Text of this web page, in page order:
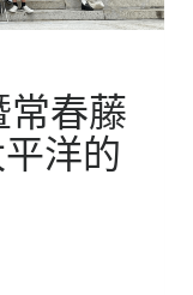
常春藤
洋的